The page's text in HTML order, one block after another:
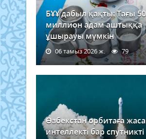
БҰҰ дабыл қақты: Тағы 50
миллион адам аштыққа
ұшырауы мүмкін
06 тамыз 2026 ж. 79
Өзбекстан орбитаға
интеллекті бар спутникті